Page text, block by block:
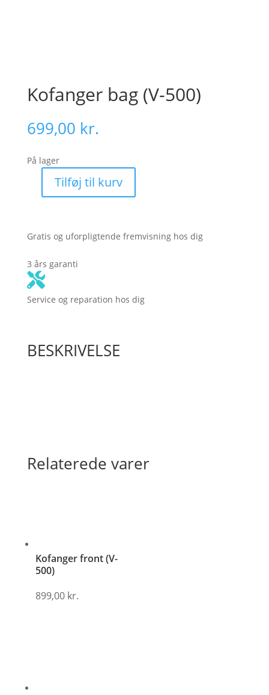
Kofanger bag (V-500)
699,00 kr.
På lager
KofangerTilføj til kurv
Gratis og uforpligtende fremvisning hos dig
3 års garanti
Service og reparation hos dig
BESKRIVELSE
Relaterede varer
Kofanger front (V-
500)
899,00 kr.